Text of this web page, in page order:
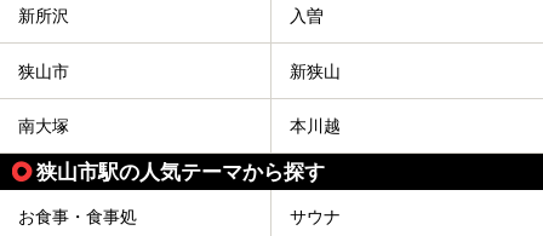
新所沢 入曽
狭山市 新狭山
南大塚 本川越
狭山市駅の人気テーマから探す
お食事・食事処 サウナ